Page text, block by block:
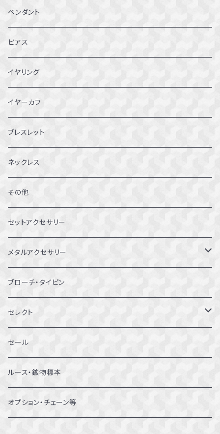
1～1.5号
2～2.5号
3~3.5号
4～4.5号
5～5.5号
6～6.5号
7～7.5号
8～8.5号
9～9.5号
10～10.5号
11～11.5号
12～12.5号
13～13.5号
14～14.5号
ペンダント
ピアス
イヤリング
イヤーカフ
ブレスレット
ネックレス
その他
セットアクセサリー
メタルアクセサリー
ピアス
リング
ブローチ・タイピン
セレクト
ブレスレット
セール
ルース・鉱物標本
オプション・チェーン等